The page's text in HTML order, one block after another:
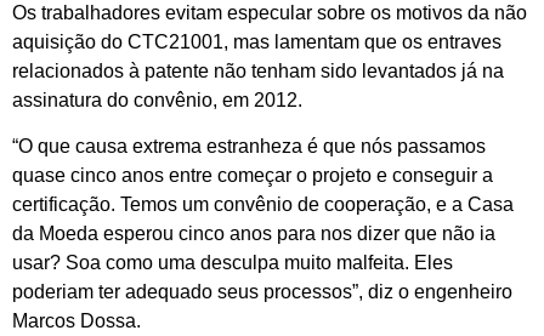
Os trabalhadores evitam especular sobre os motivos da não
aquisição do CTC21001, mas lamentam que os entraves
relacionados à patente não tenham sido levantados já na
assinatura do convênio, em 2012.
“O que causa extrema estranheza é que nós passamos
quase cinco anos entre começar o projeto e conseguir a
certificação. Temos um convênio de cooperação, e a Casa
da Moeda esperou cinco anos para nos dizer que não ia
usar? Soa como uma desculpa muito malfeita. Eles
poderiam ter adequado seus processos”, diz o engenheiro
Marcos Dossa.